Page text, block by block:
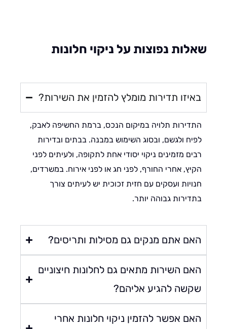
נפוצות על ניקוי חלונות
תדירות מומלץ להזמין את השירות?
תלויה במיקום הנכס, ברמת החשיפה לאבק,
ולגשם, ובסוג השימוש במבנה. בבתים ובדירות
מזמינים ניקוי יסודי אחת לתקופה, ולעיתים לפני
אחרי החורף, לפני חג או לפני אירוח. במשרדים,
ועסקים עם חזית זכוכית יש לעיתים צורך
גבוהה יותר.
אתם מנקים גם מסילות ותריסים?
השירות מתאים גם לחלונות חיצוניים
להגיע אליהם?
אפשר להזמין ניקוי חלונות אחרי